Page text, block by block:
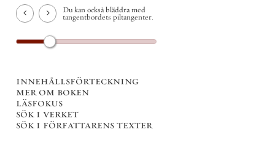
Du kan också bläddra med
tangentbordets piltangenter.
innehållsförteckning
mer om boken
läsfokus
sök i verket
sök i författarens texter